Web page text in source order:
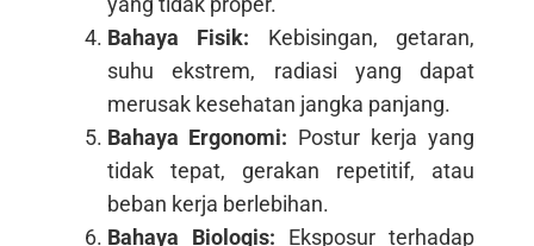
Bahaya Fisik: Kebisingan, getaran,
suhu ekstrem, radiasi yang dapat
merusak kesehatan jangka panjang.
Bahaya Ergonomi: Postur kerja yang
tidak tepat, gerakan repetitif, atau
beban kerja berlebihan.
Bahaya Biologis: Eksposur terhadap